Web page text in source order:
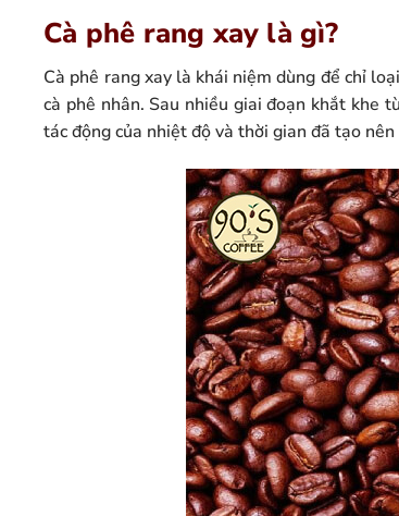
Cà phê rang xay là gì?
Cà phê rang xay là khái niệm dùng để chỉ
cà phê nhân. Sau nhiều giai đoạn khắt khe
tác động của nhiệt độ và thời gian đã tạo